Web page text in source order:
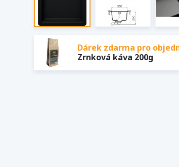
Dárek zdarma pro
Zrnková káva 200g